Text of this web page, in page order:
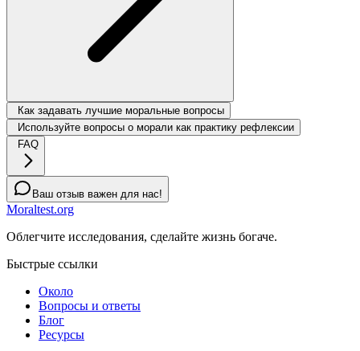
Как задавать лучшие моральные вопросы
Используйте вопросы о морали как практику рефлексии
FAQ
Ваш отзыв важен для нас!
Moraltest.org
Облегчите исследования, сделайте жизнь богаче.
Быстрые ссылки
Около
Вопросы и ответы
Блог
Ресурсы